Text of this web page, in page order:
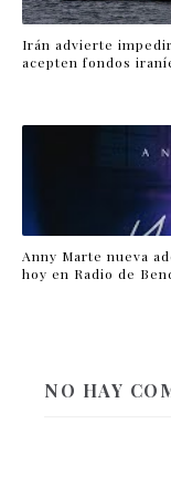
Irán advierte
acepten fondos
Anny Marte nueva
hoy en Radio de
NO HAY